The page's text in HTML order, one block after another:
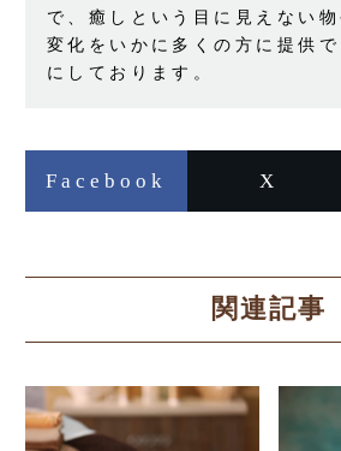
で、癒しという目に見えない
変化をいかに多くの方に提供
にしております。
Facebook X
関連記事